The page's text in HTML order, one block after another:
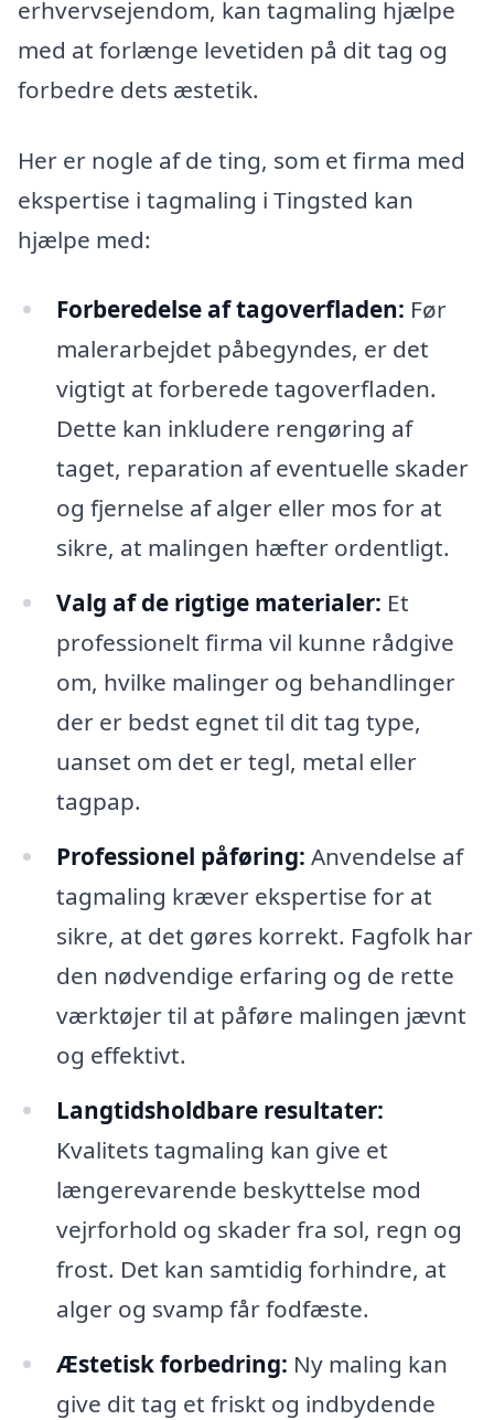
erhvervsejendom, kan tagmaling hjælpe
med at forlænge levetiden på dit tag og
forbedre dets æstetik.
Her er nogle af de ting, som et firma med
ekspertise i tagmaling i Tingsted kan
hjælpe med:
Forberedelse af tagoverfladen: Før
malerarbejdet påbegyndes, er det
vigtigt at forberede tagoverfladen.
Dette kan inkludere rengøring af
taget, reparation af eventuelle skader
og fjernelse af alger eller mos for at
sikre, at malingen hæfter ordentligt.
Valg af de rigtige materialer: Et
professionelt firma vil kunne rådgive
om, hvilke malinger og behandlinger
der er bedst egnet til dit tag type,
uanset om det er tegl, metal eller
tagpap.
Professionel påføring: Anvendelse af
tagmaling kræver ekspertise for at
sikre, at det gøres korrekt. Fagfolk har
den nødvendige erfaring og de rette
værktøjer til at påføre malingen jævnt
og effektivt.
Langtidsholdbare resultater:
Kvalitets tagmaling kan give et
længerevarende beskyttelse mod
vejrforhold og skader fra sol, regn og
frost. Det kan samtidig forhindre, at
alger og svamp får fodfæste.
Æstetisk forbedring: Ny maling kan
give dit tag et friskt og indbydende